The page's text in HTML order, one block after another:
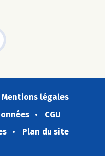
Mentions légales
CGU
Plan du site